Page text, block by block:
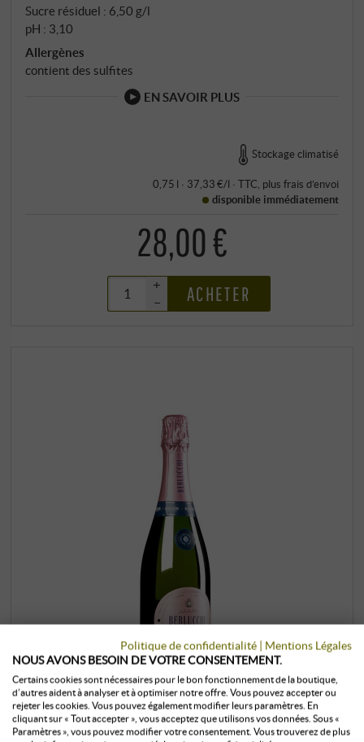
Sucre résiduel : 6,50 g/l
pH : 3,10
Allergènes
contient des sulfites
EN SAVOIR PLUS
Stockage climatisé
0,75 l · 37,33 €/l · TTC , plus frais d’envoi
disponible immédiatement
28,00 €
+
–
ACHETER
“Cuvée Imperiale Max Rosé"
Politique de confidentialité | Mentions Légales
NOUS AVONS BESOIN DE VOTRE CONSENTEMENT.
Certains cookies sont nécessaires pour le bon fonctionnement de la boutique,
d’autres aident à analyser et à optimiser notre offre. Vous pouvez accepter ou
rejeter les cookies. Vous pouvez également modifier leurs paramètres. En
cliquant sur « Tout accepter », vous acceptez que utilisons vos données. Sous «
Paramètres », vous pouvez modifier votre consentement. Vous trouverez de plus